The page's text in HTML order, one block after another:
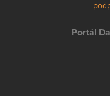
Portál